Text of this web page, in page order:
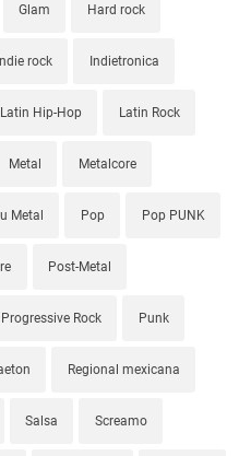
Glam Hard rock
rock Indietronica
Latin Hip-Hop Latin Rock
Metal Metalcore
Metal Pop Pop PUNK
Post-Metal
Progressive Rock Punk
Regional mexicana
Salsa Screamo